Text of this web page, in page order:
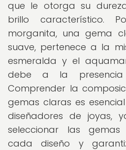
que le otorga su
brillo característico.
morganita, una gema
suave, pertenece a la
esmeralda y el
debe a la presencia
Comprender la
gemas claras es
diseñadores de joyas,
seleccionar las
cada diseño y